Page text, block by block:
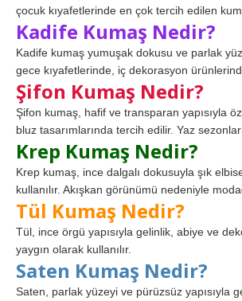
çocuk kıyafetlerinde en çok tercih edilen
Kadife Kumaş Nedir?
Kadife kumaş yumuşak dokusu ve parlak
gece kıyafetlerinde, iç dekorasyon
Şifon Kumaş Nedir?
Şifon kumaş, hafif ve transparan yapısıyla
bluz tasarımlarında tercih edilir. Yaz
Krep Kumaş Nedir?
Krep kumaş, ince dalgalı dokusuyla şık
kullanılır. Akışkan görünümü nedeniyle
Tül Kumaş Nedir?
Tül, ince örgü yapısıyla gelinlik, abiye ve
yaygın olarak kullanılır.
Saten Kumaş Nedir?
Saten, parlak yüzeyi ve pürüzsüz yapısıyla